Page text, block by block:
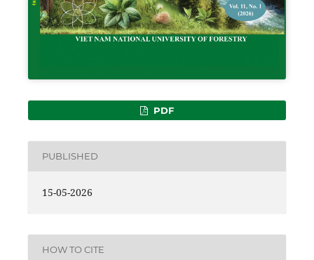
PDF
PUBLISHED
15-05-2026
HOW TO CITE